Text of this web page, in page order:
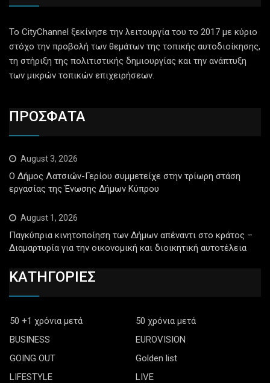
Το CityChannel ξεκίνησε την λειτουργία του το 2017 με κύριο
στόχο την προβολή των θεμάτων της τοπικής αυτοδιοίκησης,
τη στήριξη της πολιτιστικής δημιουργίας και την ανάπτυξη
των μικρών τοπικών επιχειρήσεων.
ΠΡΟΣΦΑΤΑ
August 3, 2026
Ο Δήμος Λατσιών-Γερίου συμμετείχε στην τρίωρη στάση
εργασίας της Ένωσης Δήμων Κύπρου
August 1, 2026
Παγκύπρια κινητοποίηση των Δήμων απέναντι στο κράτος –
Διαμαρτυρία για την οικονομική και διοικητική αυτοτέλεια
ΚΑΤΗΓΟΡΙΕΣ
50 +1 χρόνια μετά
50 χρόνια μετά
BUSINESS
EUROVISION
GOING OUT
Golden list
LIFESTYLE
LIVE